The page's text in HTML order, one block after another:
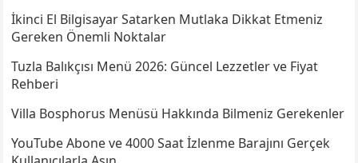
İkinci El Bilgisayar Satarken Mutlaka Dikkat Etmeniz
Gereken Önemli Noktalar
Tuzla Balıkçısı Menü 2026: Güncel Lezzetler ve Fiyat
Rehberi
Villa Bosphorus Menüsü Hakkında Bilmeniz Gerekenler
YouTube Abone ve 4000 Saat İzlenme Barajını Gerçek